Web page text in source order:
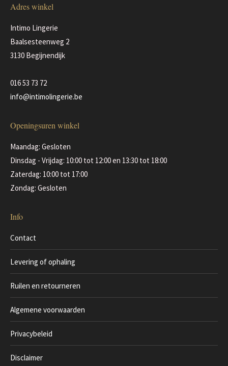
Adres winkel
Intimo Lingerie
Baalsesteenweg 2
3130 Begijnendijk
016 53 73 72
info@intimolingerie.be
Openingsuren winkel
Maandag: Gesloten
Dinsdag - Vrijdag: 10:00 tot 12:00 en 13:30 tot 18:00
Zaterdag: 10:00 tot 17:00
Zondag: Gesloten
Info
Contact
Levering of ophaling
Ruilen en retourneren
Algemene voorwaarden
Privacybeleid
Disclaimer